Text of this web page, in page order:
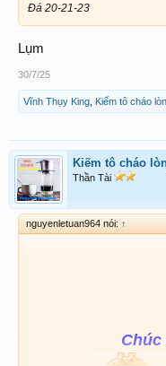
Đá 20-21-23
Lụm
30/7/25
Vĩnh Thụy King Kiếm tô cháo
Kiếm tô cháo
Thần Tài
nguyenletuan964 nói: ↑
Chúc